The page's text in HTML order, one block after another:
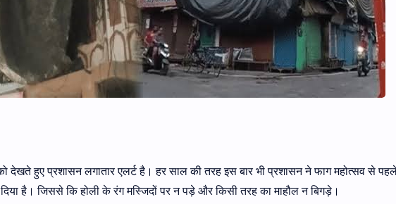
देखते हुए प्रशासन लगातार एलर्ट है। हर साल की तरह इस बार भी प्रशासन ने फाग महोत्सव से
है। जिससे कि होली के रंग मस्जिदों पर न पड़े और किसी तरह का माहौल न बिगड़े।